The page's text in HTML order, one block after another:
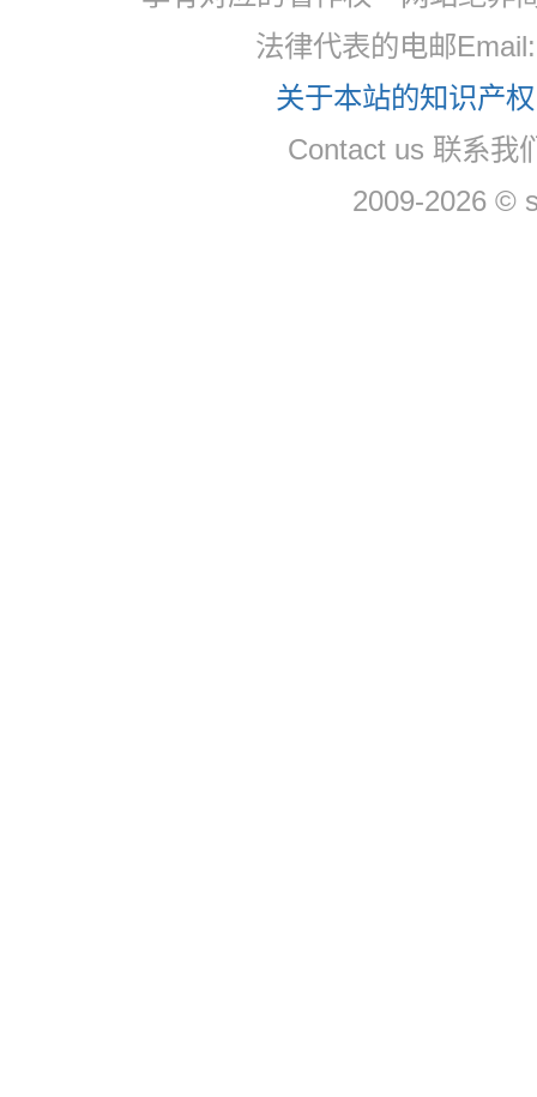
法律代表的电邮
关于本站的知识产
Contact us 联系我
2009-2026 ©